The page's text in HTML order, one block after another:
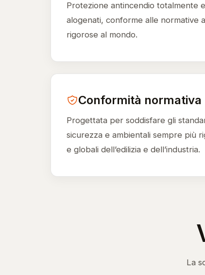
Protezione antincendio totalmente
alogenati, conforme alle normative
rigorose al mondo.
Conformità normativa
Progettata per soddisfare gli
sicurezza e ambientali sempre più
e globali dell’edilizia e dell’industria.
La